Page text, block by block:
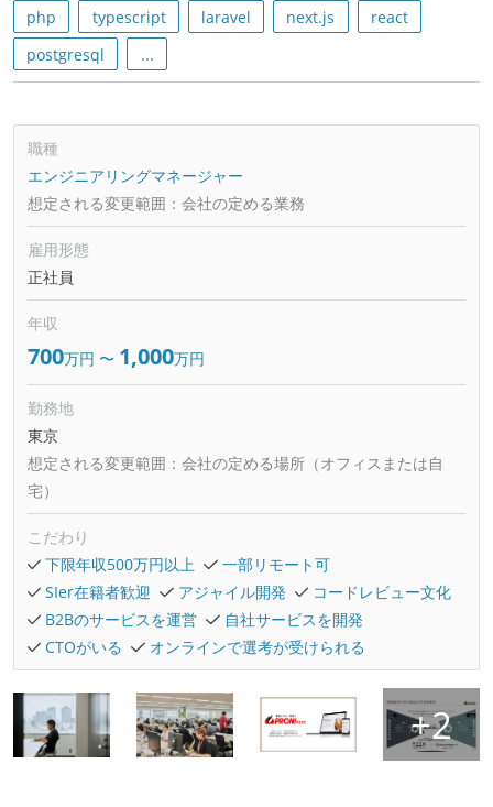
php typescript laravel next.js
react
postgresql
...
職種
エンジニアリングマネージャー
想定される変更範囲： 会社の定める業務
雇用形態
正社員
年収
700万円 〜 1,000万円
勤務地
東京
想定される変更範囲： 会社の定める場所（オフィスまたは自
宅）
こだわり
下限年収500万円以上
一部リモート可
SIer在籍者歓迎
アジャイル開発
コードレビュー文化
B2Bのサービスを運営
自社サービスを開発
CTOがいる
オンラインで選考が受けられる